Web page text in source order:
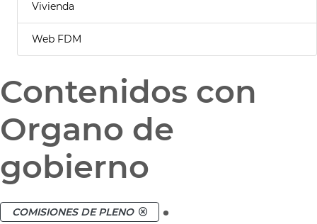
Vivienda
Web FDM
Contenidos con
Organo de
gobierno
COMISIONES DE PLENO .